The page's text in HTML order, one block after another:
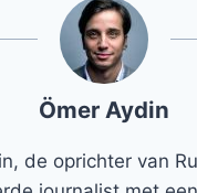
Ömer Aydin
de oprichter van